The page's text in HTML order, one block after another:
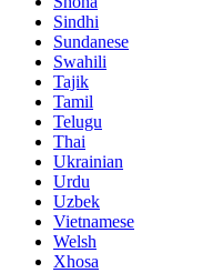
Sindhi
Sundanese
Swahili
Tajik
Tamil
Telugu
Thai
Ukrainian
Urdu
Uzbek
Vietnamese
Welsh
Xhosa